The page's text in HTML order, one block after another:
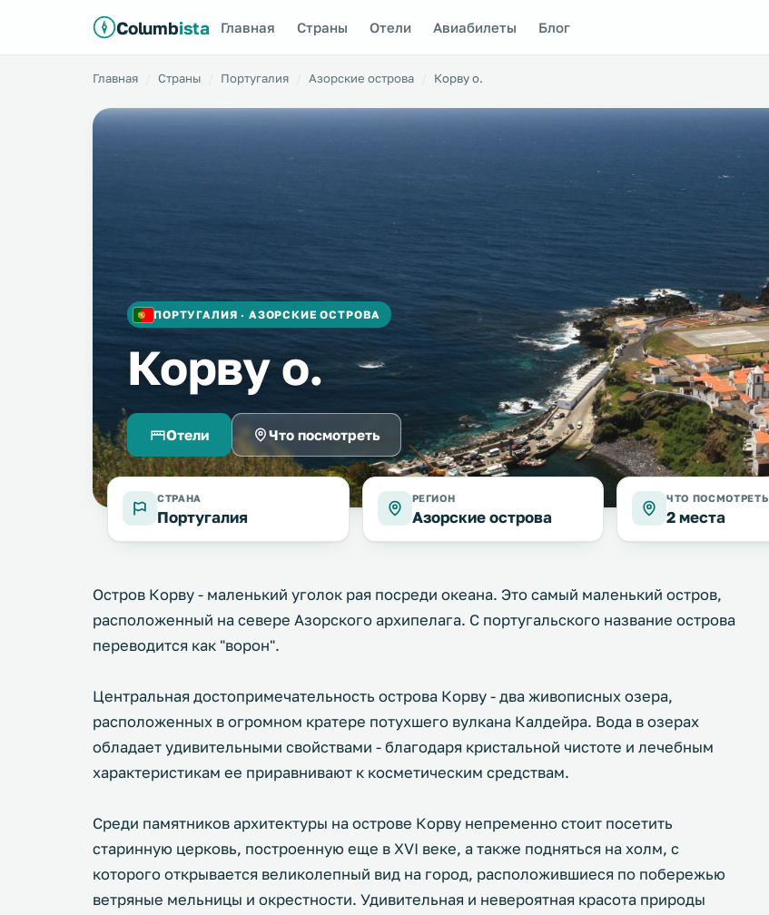
Columbista Главная Страны Отели Авиабилеты Блог
Главная Страны Португалия Азорские острова Корву о.
ПОРТУГАЛИЯ · АЗОРСКИЕ ОСТРОВА
Корву о.
Отели Что посмотреть
СТРАНА
Португалия
РЕГИОН
Азорские острова
ЧТО ПОСМОТРЕТЬ
2 места
Остров Корву - маленький уголок рая посреди океана. Это самый маленький остров,
расположенный на севере Азорского архипелага. С португальского название острова
переводится как "ворон".
Центральная достопримечательность острова Корву - два живописных озера,
расположенных в огромном кратере потухшего вулкана Калдейра. Вода в озерах
обладает удивительными свойствами - благодаря кристальной чистоте и лечебным
характеристикам ее приравнивают к косметическим средствам.
Среди памятников архитектуры на острове Корву непременно стоит посетить
старинную церковь, построенную еще в XVI веке, а также подняться на холм, с
которого открывается великолепный вид на город, расположившиеся по побережью
ветряные мельницы и окрестности. Удивительная и невероятная красота природы